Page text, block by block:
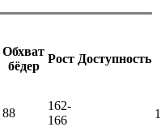
Обхват
бёдер
Рост Доступность
88
162-
166